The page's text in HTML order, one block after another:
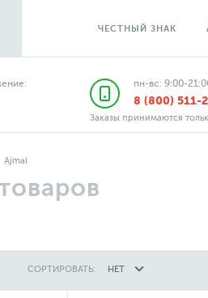
ЧЕСТНЫЙ ЗНАК
пн-вс: 9:00-
8 (800) 511-
Заказы принимаются
Ajmal
СОРТИРОВАТЬ: НЕТ